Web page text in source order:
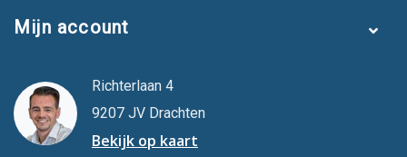
Mijn account
Richterlaan 4
9207 JV Drachten
Bekijk op kaart